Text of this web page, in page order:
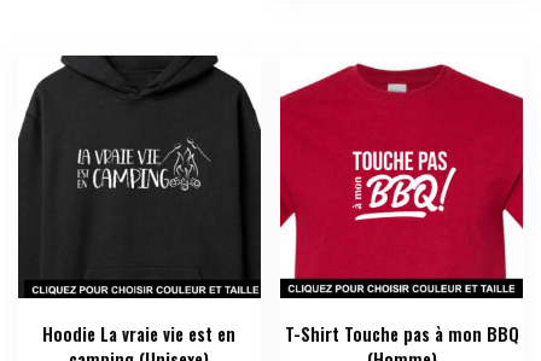
options
peuvent
du
produit
sur
page
du
Hoodie La vraie vie est en
T-Shirt Touche pas à mon BBQ